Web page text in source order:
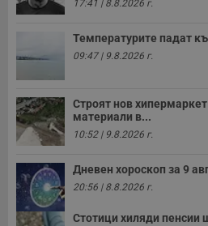
17:41 | 8.8.2026 г.
Температурите падат
09:47 | 9.8.2026 г.
Строят нов
материали в...
10:52 | 9.8.2026 г.
Дневен хороскоп за 9
20:56 | 8.8.2026 г.
Стотици хиляди пенсии